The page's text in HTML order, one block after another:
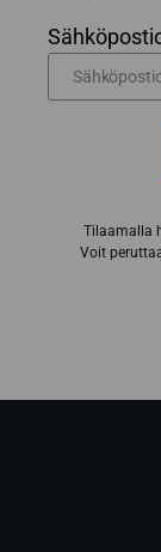
Tilaamalla
Voit